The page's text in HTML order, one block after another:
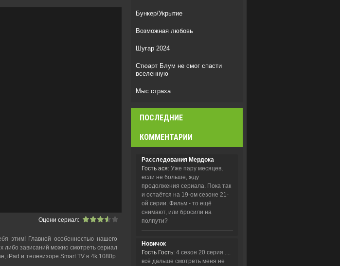
Оцени сериал:
этим! Главной особенностью нашего
либо зависаний можно смотреть cериал
iPad и телевизоре Smart TV в 4k 1080p.
Бункер/Укрытие
Возможная любовь
Шугар 2024
Стюарт Блум не смог спасти
вселенную
Мыс страха
Легенда о Vox Machina
миры
ПОСЛЕДНИЕ
КОММЕНТАРИИ
Расследования Мердока
Гость ася: Уже пару месяцев,
если не больше, жду
продолжения сериала. Пока так
и остаётся на 19-ом сезоне 21-
ой серии. Фильм - то ещё
снимают, или бросили на
полпути?
Новичок
Гость Гость: 4 сезон 20 серия ....
всё дальше смотреть меня не